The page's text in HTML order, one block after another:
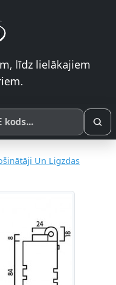
līdz lielākajiem
SKU vai OE koda
Un Ligzdas